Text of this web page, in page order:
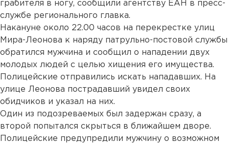
грабителя в ногу, сообщили агентству ЕАН в пресс-
службе регионального главка.
Накануне около 22.00 часов на перекрестке улиц
Мира-Леонова к наряду патрульно-постовой службы
обратился мужчина и сообщил о нападении двух
молодых людей с целью хищения его имущества.
Полицейские отправились искать нападавших. На
улице Леонова пострадавший увидел своих
обидчиков и указал на них.
Один из подозреваемых был задержан сразу, а
второй попытался скрыться в ближайшем дворе.
Полицейские предупредили мужчину о возможном